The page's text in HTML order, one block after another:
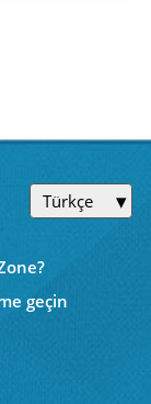
Türkçe
geçin